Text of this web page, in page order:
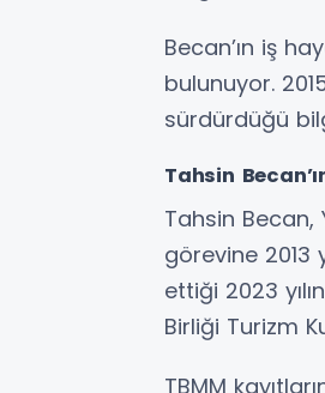
Becan’ın iş
bulunuyor.
sürdürdüğü
Tahsin
Tahsin Becan,
görevine 2013
ettiği 2023
Birliği Turizm
TBMM